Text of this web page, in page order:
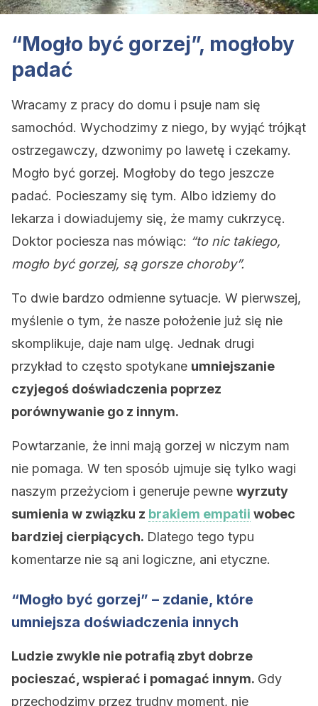
“Mogło być gorzej”, mogłoby
padać
Wracamy z pracy do domu i psuje nam się
samochód. Wychodzimy z niego, by wyjąć trójkąt
ostrzegawczy, dzwonimy po lawetę i czekamy.
Mogło być gorzej. Mogłoby do tego jeszcze
padać. Pocieszamy się tym. Albo idziemy do
lekarza i dowiadujemy się, że mamy cukrzycę.
Doktor pociesza nas mówiąc: “to nic takiego,
mogło być gorzej, są gorsze choroby”.
To dwie bardzo odmienne sytuacje. W pierwszej,
myślenie o tym, że nasze położenie już się nie
skomplikuje, daje nam ulgę. Jednak drugi
przykład to często spotykane umniejszanie
czyjegoś doświadczenia poprzez
porównywanie go z innym.
Powtarzanie, że inni mają gorzej w niczym nam
nie pomaga. W ten sposób ujmuje się tylko wagi
naszym przeżyciom i generuje pewne wyrzuty
sumienia w związku z brakiem empatii wobec
bardziej cierpiących. Dlatego tego typu
komentarze nie są ani logiczne, ani etyczne.
“Mogło być gorzej” – zdanie, które
umniejsza doświadczenia innych
Ludzie zwykle nie potrafią zbyt dobrze
pocieszać, wspierać i pomagać innym. Gdy
przechodzimy przez trudny moment, nie